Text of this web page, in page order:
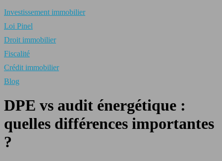
Investissement immobilier
Loi Pinel
Droit immobilier
Fiscalité
Crédit immobilier
Blog
DPE vs audit énergétique :
quelles différences importantes
?